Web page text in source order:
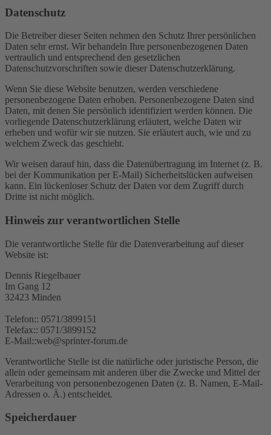
Datenschutz
Die Betreiber dieser Seiten nehmen den Schutz Ihrer persönlichen
Daten sehr ernst. Wir behandeln Ihre personenbezogenen Daten
vertraulich und entsprechend den gesetzlichen
Datenschutzvorschriften sowie dieser Datenschutzerklärung.
Wenn Sie diese Website benutzen, werden verschiedene
personenbezogene Daten erhoben. Personenbezogene Daten sind
Daten, mit denen Sie persönlich identifiziert werden können. Die
vorliegende Datenschutzerklärung erläutert, welche Daten wir
erheben und wofür wir sie nutzen. Sie erläutert auch, wie und zu
welchem Zweck das geschieht.
Wir weisen darauf hin, dass die Datenübertragung im Internet (z. B.
bei der Kommunikation per E-Mail) Sicherheitslücken aufweisen
kann. Ein lückenloser Schutz der Daten vor dem Zugriff durch
Dritte ist nicht möglich.
Hinweis zur verantwortlichen Stelle
Die verantwortliche Stelle für die Datenverarbeitung auf dieser
Website ist:
Dennis Riegelbauer
Im Gang 12
32423 Minden
Telefon:: 0571/3899151
Telefax:: 0571/3899152
E-Mail::web@sprinter-forum.de
Verantwortliche Stelle ist die natürliche oder juristische Person, die
allein oder gemeinsam mit anderen über die Zwecke und Mittel der
Verarbeitung von personenbezogenen Daten (z. B. Namen, E-Mail-
Adressen o. Ä.) entscheidet.
Speicherdauer